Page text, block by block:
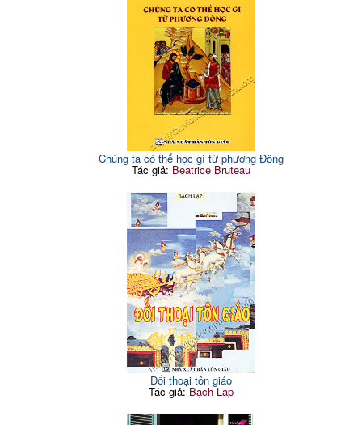
Chúng ta có thể học gì từ phương Đông
Tác giả: Beatrice Bruteau
Đối thoại tôn giáo
Tác giả:Bạch Lạp